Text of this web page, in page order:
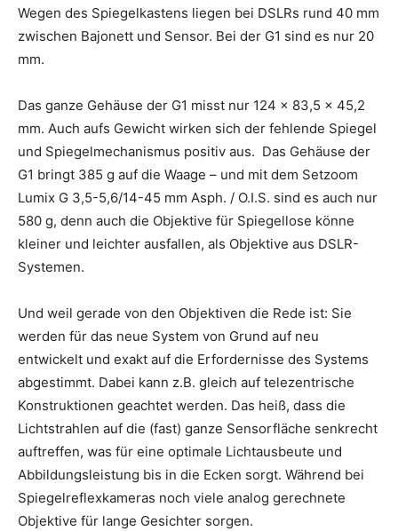
Wegen des Spiegelkastens liegen bei DSLRs rund 40 mm
zwischen Bajonett und Sensor. Bei der G1 sind es nur 20
mm.
Das ganze Gehäuse der G1 misst nur 124 x 83,5 x 45,2
mm. Auch aufs Gewicht wirken sich der fehlende Spiegel
und Spiegelmechanismus positiv aus. Das Gehäuse der
G1 bringt 385 g auf die Waage – und mit dem Setzoom
Lumix G 3,5-5,6/14-45 mm Asph. / O.I.S. sind es auch nur
580 g, denn auch die Objektive für Spiegellose könne
kleiner und leichter ausfallen, als Objektive aus DSLR-
Systemen.
Und weil gerade von den Objektiven die Rede ist: Sie
werden für das neue System von Grund auf neu
entwickelt und exakt auf die Erfordernisse des Systems
abgestimmt. Dabei kann z.B. gleich auf telezentrische
Konstruktionen geachtet werden. Das heiß, dass die
Lichtstrahlen auf die (fast) ganze Sensorfläche senkrecht
auftreffen, was für eine optimale Lichtausbeute und
Abbildungsleistung bis in die Ecken sorgt. Während bei
Spiegelreflexkameras noch viele analog gerechnete
Objektive für lange Gesichter sorgen.